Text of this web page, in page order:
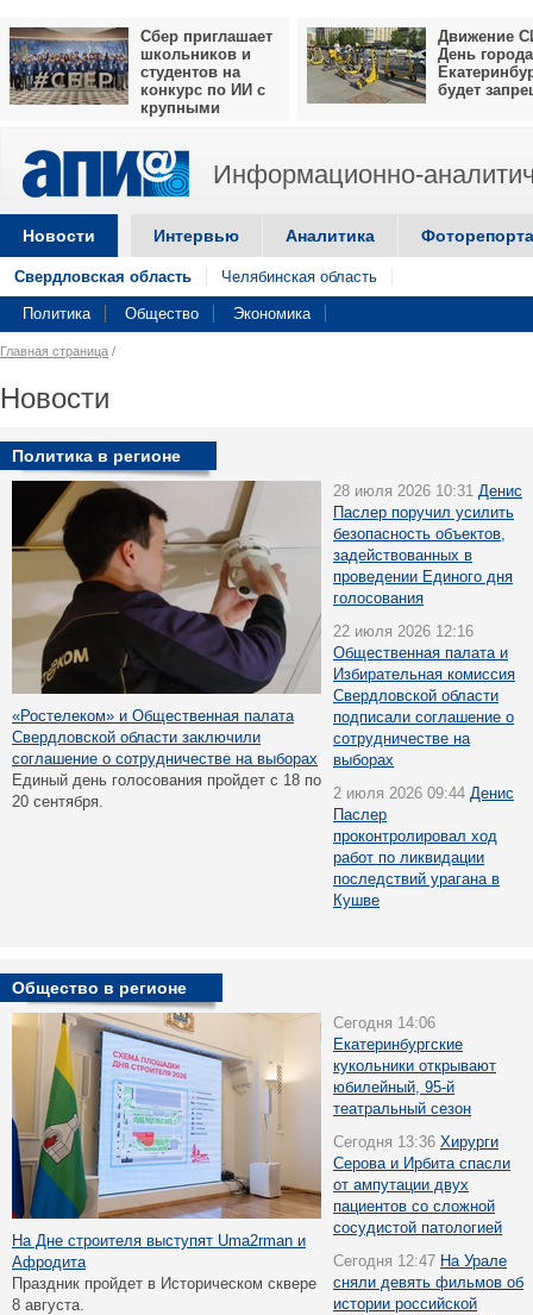
Сбер приглашает
школьников и
студентов на
конкурс по ИИ с
крупными
Движение
День города
будет
Информационно-
Новости Интервью Аналитика
Свердловская область Челябинская область
Политика Общество Экономика
Главная страница /
Новости
Политика в регионе
«Ростелеком» и Общественная палата
Свердловской области заключили
соглашение о сотрудничестве на выборах
Единый день голосования пройдет с 18 по
20 сентября.
28 июля 2026 10:31 Денис
Паслер поручил усилить
безопасность объектов,
задействованных в
проведении Единого дня
голосования
22 июля 2026 12:16
Общественная палата и
Избирательная комиссия
Свердловской области
подписали соглашение о
сотрудничестве на
выборах
2 июля 2026 09:44 Денис
Паслер
проконтролировал ход
работ по ликвидации
последствий урагана в
Кушве
Общество в регионе
На Дне строителя выступят Uma2rman и
Афродита
Праздник пройдет в Историческом сквере
8 августа.
Сегодня 14:06
Екатеринбургские
кукольники открывают
юбилейный, 95-й
театральный сезон
Сегодня 13:36 Хирурги
Серова и Ирбита спасли
от ампутации двух
пациентов со сложной
сосудистой патологией
Сегодня 12:47 На Урале
сняли девять фильмов об
истории российской